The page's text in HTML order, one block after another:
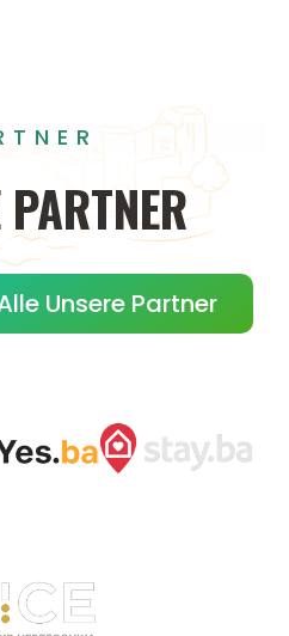
PARTNER
Unsere Partner